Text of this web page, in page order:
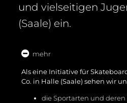
und vielseitigen
(Saale) ein.
mehr
Als eine Initiative für
Co. in Halle (Saale) sehen wir
die Sportarten und